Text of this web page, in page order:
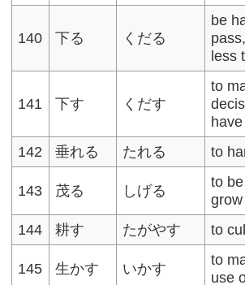
140 下る くだる
be
less
141 下す くだす
to
142
垂れる たれる to
143 茂る しげる
to
144
耕す たがやす to
145 生かす いかす
to
use